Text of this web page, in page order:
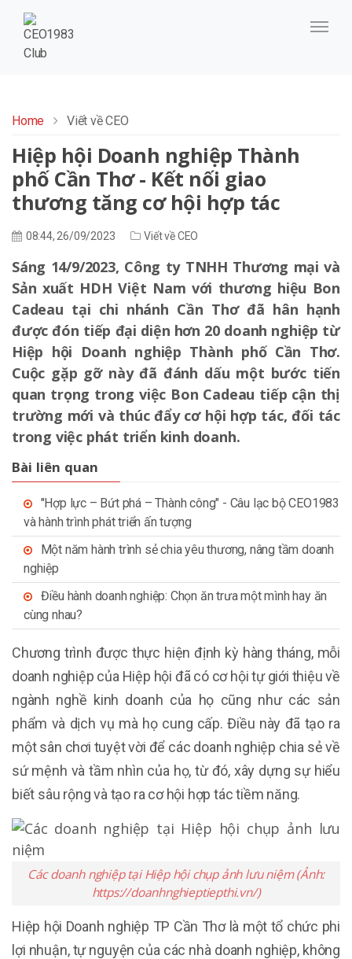
Home Viết về CEO
Hiệp hội Doanh nghiệp Thành
phố Cần Thơ - Kết nối giao
thương tăng cơ hội hợp tác
08:44, 26/09/2023 Viết về CEO
Sáng 14/9/2023, Công ty TNHH Thương mại và
Sản xuất HDH Việt Nam với thương hiệu Bon
Cadeau tại chi nhánh Cần Thơ đã hân hạnh
được đón tiếp đại diện hơn 20 doanh nghiệp từ
Hiệp hội Doanh nghiệp Thành phố Cần Thơ.
Cuộc gặp gỡ này đã đánh dấu một bước tiến
quan trọng trong việc Bon Cadeau tiếp cận thị
trường mới và thúc đẩy cơ hội hợp tác, đối tác
trong việc phát triển kinh doanh.
Bài liên quan
"Hợp lực – Bứt phá – Thành công" - Câu lạc bộ CEO1983
và hành trình phát triển ấn tượng
Một năm hành trình sẻ chia yêu thương, nâng tầm doanh
nghiệp
Điều hành doanh nghiệp: Chọn ăn trưa một mình hay ăn
cùng nhau?
Chương trình được thực hiện định kỳ hàng tháng, mỗi
doanh nghiệp của Hiệp hội đã có cơ hội tự giới thiệu về
ngành nghề kinh doanh của họ cũng như các sản
phẩm và dịch vụ mà họ cung cấp. Điều này đã tạo ra
một sân chơi tuyệt vời để các doanh nghiệp chia sẻ về
sứ mệnh và tầm nhìn của họ, từ đó, xây dựng sự hiểu
biết sâu rộng và tạo ra cơ hội hợp tác tiềm năng.
Các doanh nghiệp tại Hiệp hội chụp ảnh lưu niệm (Ảnh:
https://doanhnghieptiepthi.vn/)
Hiệp hội Doanh nghiệp TP Cần Thơ là một tổ chức phi
lợi nhuận, tự nguyện của các nhà doanh nghiệp, không